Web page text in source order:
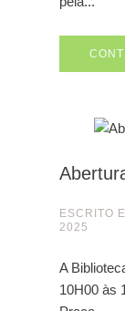
ESCRITO
2025
A
10H00 às